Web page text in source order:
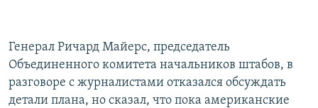
Все сайты РСЕ/РС
Генерал Ричард Майерс, председатель
Объединенного комитета начальников штабов, в
разговоре с журналистами отказался обсуждать
детали плана, но сказал, что пока американские